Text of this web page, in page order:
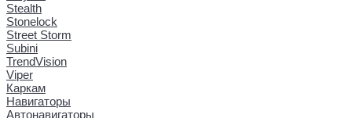
Stealth
Stonelock
Street Storm
Subini
TrendVision
Viper
Каркам
Навигаторы
Автонавигаторы